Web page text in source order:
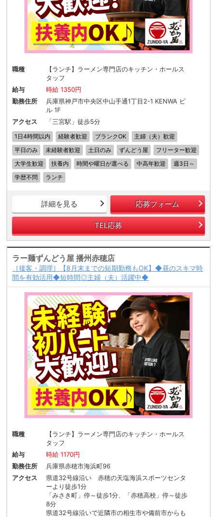
職種
【ランチ】ラーメン専門店のキッチン・ホールス
タッフ
給与
時給 1350円
勤務住所
兵庫県神戸市中央区中山手通1丁目2-1 KENWA ビ
ル 1F
アクセス
「三宮駅」徒歩5分
1日4時間以内 経験者歓迎 ブランクOK
主婦（夫）歓迎
平日のみ
未経験者歓迎 土日のみ ずんどう屋
フリーター歓迎
大学生歓迎
扶養内 時間や曜日が選べる 中高年歓迎
週3日～
学歴不問
ランチ
詳細を見る 応募フォーム
TEL応募
ラー麺ずんどう屋 播州赤穂店
［接客・調理］【8月末までの短期勤務もOK】◆昼のスキマ時
間を有効活用◆短時間◎主婦（夫）活躍中◆
職種
【ランチ】ラーメン専門店のキッチン・ホールス
タッフ
給与
時給 1170円
勤務住所
兵庫県赤穂市海浜町96
アクセス
県道32号線沿い 赤穂の天塩海浜スポーツセンタ
ーより徒歩1分
「みさき町」停～徒歩1分、「赤穂高校」停～徒歩
8分
県道32号線沿いで近隣市の相生市や備前市からも